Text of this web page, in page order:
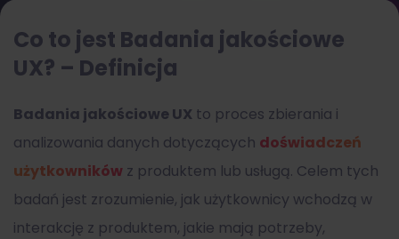
Co to jest Badania jakościowe
UX? – Definicja
Badania jakościowe UX to proces zbierania i
analizowania danych dotyczących doświadczeń
użytkowników z produktem lub usługą. Celem tych
badań jest zrozumienie, jak użytkownicy wchodzą w
interakcję z produktem, jakie mają potrzeby,